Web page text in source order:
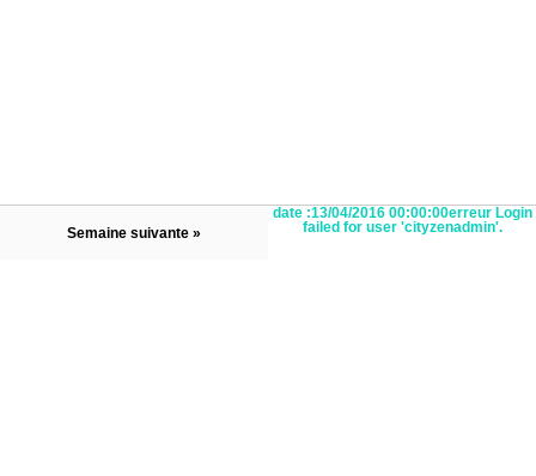
Semaine suivante
date :13/04/2016 00:00:00erreur Login
failed for user 'cityzenadmin'.